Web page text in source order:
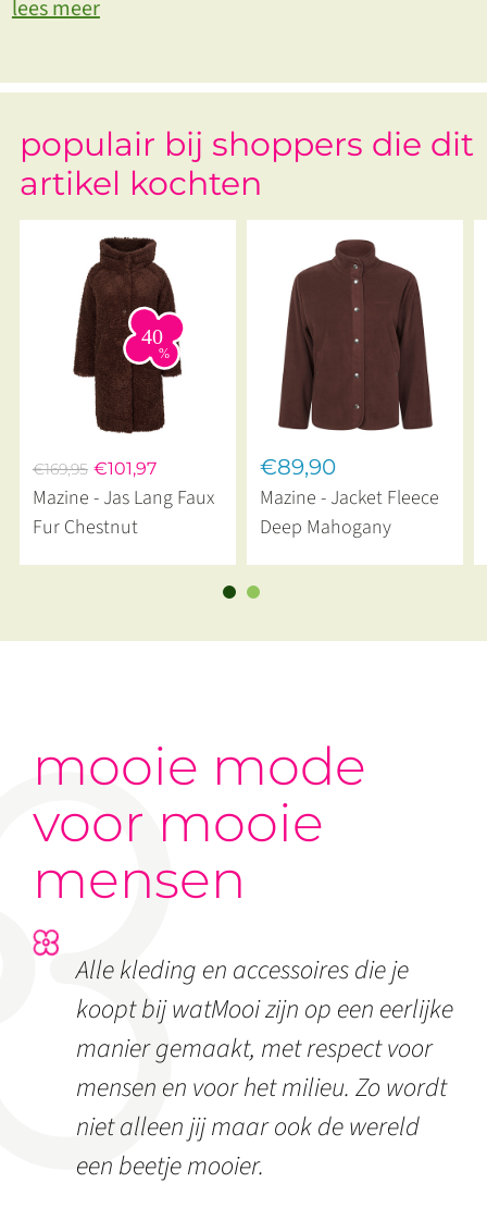
lees meer
populair bij shoppers die dit
artikel kochten
€169,95 €101,97
Mazine - Jas Lang Faux
Fur Chestnut
€89,90
Mazine - Jacket Fleece
Deep Mahogany
mooie mode
voor mooie
mensen
Alle kleding en accessoires die je
koopt bij watMooi zijn op een eerlijke
manier gemaakt, met respect voor
mensen en voor het milieu. Zo wordt
niet alleen jij maar ook de wereld
een beetje mooier.